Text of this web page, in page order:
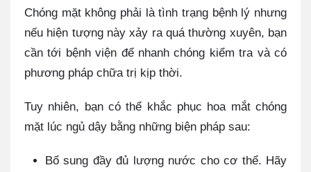
Chóng mặt không phải là tình trạng bệnh lý nhưng
nếu hiện tượng này xảy ra quá thường xuyên, bạn
cần tới bệnh viện để nhanh chóng kiểm tra và có
phương pháp chữa trị kịp thời.
Tuy nhiên, bạn có thể khắc phục hoa mắt chóng
mặt lúc ngủ dậy bằng những biện pháp sau:
Bổ sung đầy đủ lượng nước cho cơ thể. Hãy